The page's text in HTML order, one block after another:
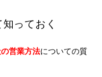
っておく
営業方法についての質